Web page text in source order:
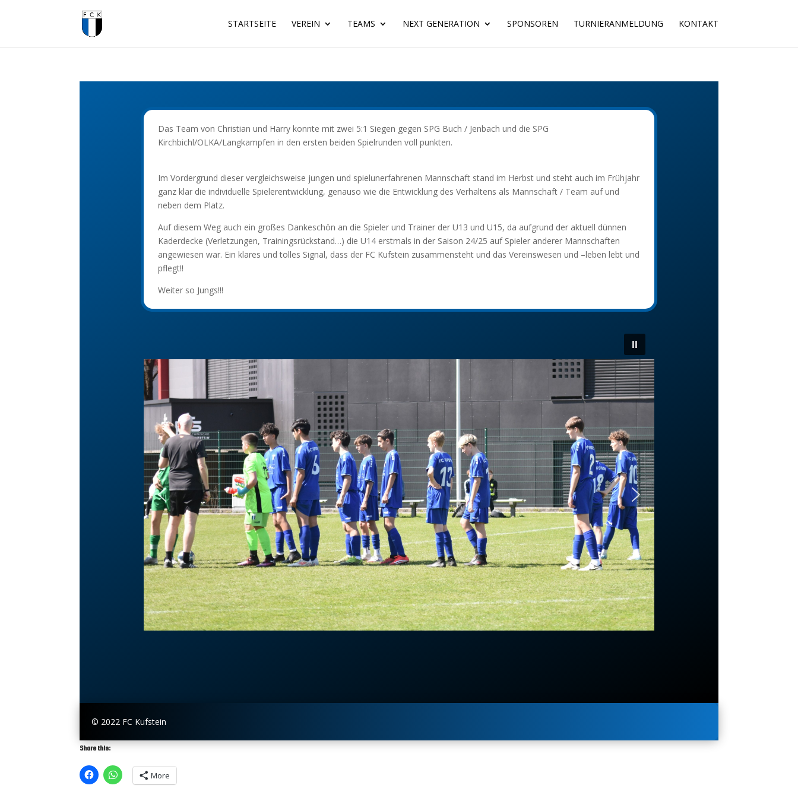
STARTSEITE VEREIN TEAMS NEXT GENERATION SPONSOREN TURNIERANMELDUNG KONTAKT
Das Team von Christian und Harry konnte mit zwei 5:1 Siegen gegen SPG Buch / Jenbach und die SPG
Kirchbichl/OLKA/Langkampfen in den ersten beiden Spielrunden voll punkten.
Im Vordergrund dieser vergleichsweise jungen und spielunerfahrenen Mannschaft stand im Herbst und steht auch im Frühjahr
ganz klar die individuelle Spielerentwicklung, genauso wie die Entwicklung des Verhaltens als Mannschaft / Team auf und
neben dem Platz.
Auf diesem Weg auch ein großes Dankeschön an die Spieler und Trainer der U13 und U15, da aufgrund der aktuell dünnen
Kaderdecke (Verletzungen, Trainingsrückstand…) die U14 erstmals in der Saison 24/25 auf Spieler anderer Mannschaften
angewiesen war. Ein klares und tolles Signal, dass der FC Kufstein zusammensteht und das Vereinswesen und –leben lebt und
pflegt!!
Weiter so Jungs!!!
© 2022 FC Kufstein
Share this:
More